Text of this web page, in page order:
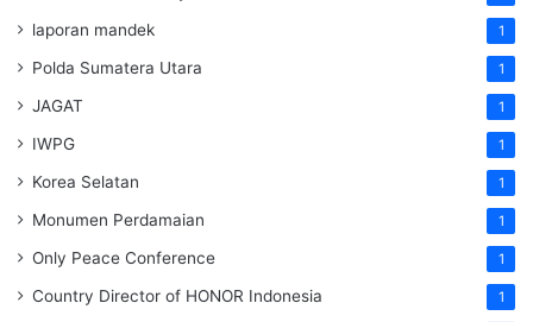
laporan mandek 1
Polda Sumatera Utara 1
JAGAT 1
IWPG 1
Korea Selatan 1
Monumen Perdamaian 1
Only Peace Conference 1
Country Director of HONOR Indonesia 1